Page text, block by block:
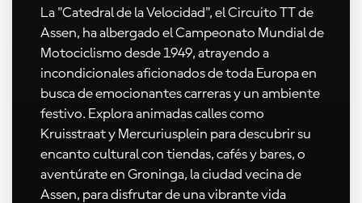
La "Catedral de la Velocidad", el Circuito TT de
Assen, ha albergado el Campeonato Mundial de
Motociclismo desde 1949, atrayendo a
incondicionales aficionados de toda Europa en
busca de emocionantes carreras y un ambiente
festivo. Explora animadas calles como
Kruisstraat y Mercuriusplein para descubrir su
encanto cultural con tiendas, cafés y bares, o
aventúrate en Groninga, la ciudad vecina de
Assen, para disfrutar de una vibrante vida